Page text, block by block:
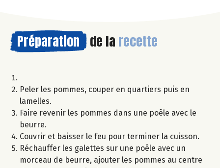
Préparation de la recette
Peler les pommes, couper en quartiers puis en
lamelles.
Faire revenir les pommes dans une poêle avec le
beurre.
Couvrir et baisser le feu pour terminer la cuisson.
Réchauffer les galettes sur une poêle avec un
morceau de beurre, ajouter les pommes au centre